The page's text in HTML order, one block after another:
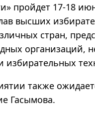
пройдет 17-18
высших
стран,
организаций,
избирательных
также
Гасымова.